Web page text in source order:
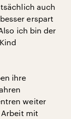
auch
erspart
ich bin der
ihre
weiter
mit